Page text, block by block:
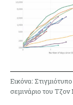
Εικόνα:
σεμινάριο του